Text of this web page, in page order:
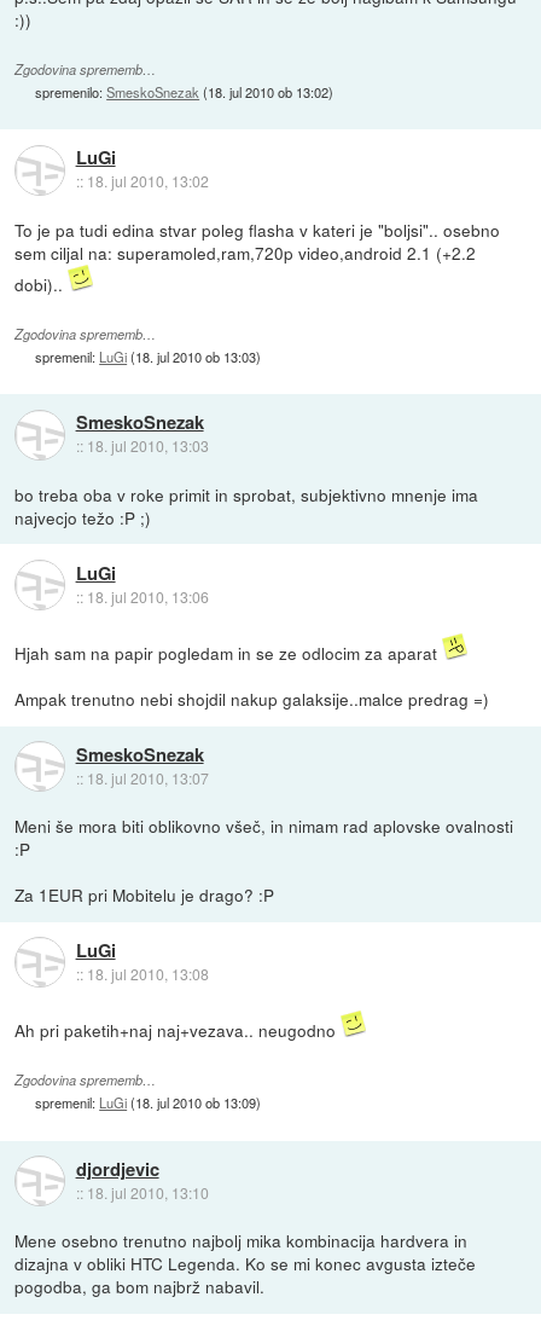
:))
Zgodovina sprememb…
spremenilo:SmeskoSnezak(18. jul 2010 ob 13:02)
LuGi
:: 18. jul 2010, 13:02
To je pa tudi edina stvar poleg flasha v kateri je "boljsi".. osebno
sem ciljal na: superamoled,ram,720p video,android 2.1 (+2.2
dobi)..
Zgodovina sprememb…
spremenil: LuGi(18. jul 2010 ob 13:03)
SmeskoSnezak
:: 18. jul 2010, 13:03
bo treba oba v roke primit in sprobat, subjektivno mnenje ima
najvecjo težo :P ;)
LuGi
:: 18. jul 2010, 13:06
Hjah sam na papir pogledam in se ze odlocim za aparat
Ampak trenutno nebi shojdil nakup galaksije..malce predrag =)
SmeskoSnezak
:: 18. jul 2010, 13:07
Meni še mora biti oblikovno všeč, in nimam rad aplovske ovalnosti
:P
Za 1EUR pri Mobitelu je drago? :P
LuGi
:: 18. jul 2010, 13:08
Ah pri paketih+naj naj+vezava.. neugodno
Zgodovina sprememb…
spremenil: LuGi(18. jul 2010 ob 13:09)
djordjevic
:: 18. jul 2010, 13:10
Mene osebno trenutno najbolj mika kombinacija hardvera in
dizajna v obliki HTC Legenda. Ko se mi konec avgusta izteče
pogodba, ga bom najbrž nabavil.